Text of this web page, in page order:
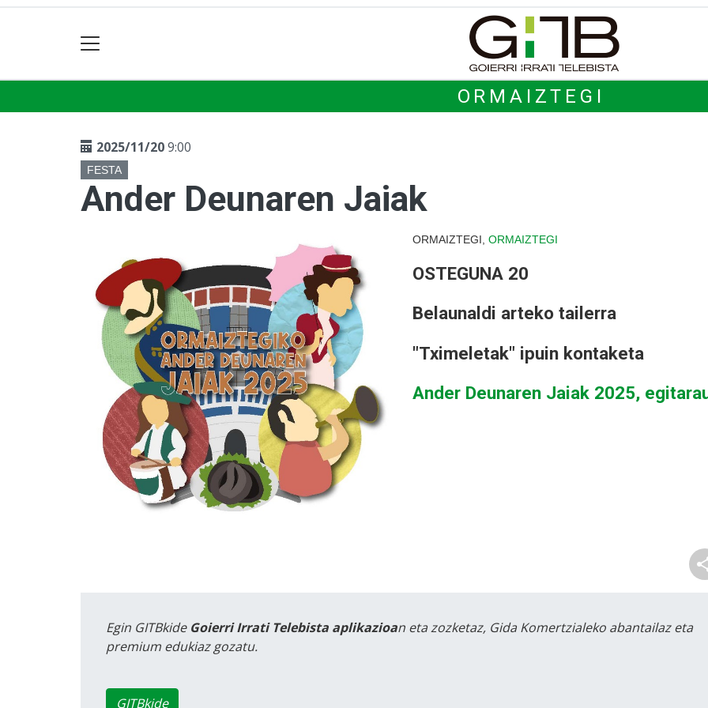
ORMAIZTEGI
2025/11/209:00
FESTA
Ander Deunaren Jaiak
ORMAIZTEGI, ORMAIZTEGI
OSTEGUNA 20
Belaunaldi arteko tailerra
"Tximeletak" ipuin kontaketa
Ander Deunaren Jaiak 2025,
Egin GITBkide Goierri Irrati Telebista aplikazioan eta zozketaz, Gida Komertzialeko abantailaz eta
premium edukiaz gozatu.
GITBkide